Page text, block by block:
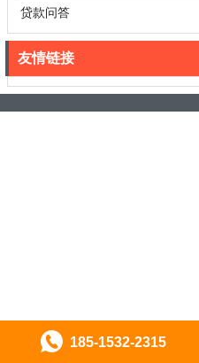
贷款问答
友情链接
185-1532-2315